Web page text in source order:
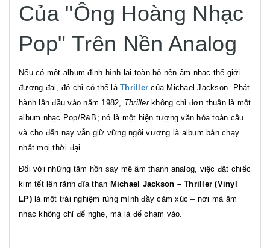
Của "Ông Hoàng Nhạc
Pop" Trên Nền Analog
Nếu có một album định hình lại toàn bộ nền âm nhạc thế giới
đương đại, đó chỉ có thể là Thriller của Michael Jackson. Phát
hành lần đầu vào năm 1982, Thrillerkhông chỉ đơn thuần là một
album nhạc Pop/R&B; nó là một hiện tượng văn hóa toàn cầu
và cho đến nay vẫn giữ vững ngôi vương là album bán chạy
nhất mọi thời đại.
Đối với những tâm hồn say mê âm thanh analog, việc đặt chiếc
kim tết lên rãnh đĩa than Michael Jackson – Thriller (Vinyl
LP)là một trải nghiệm rùng mình đầy cảm xúc – nơi mà âm
nhạc không chỉ để nghe, mà là để chạm vào.